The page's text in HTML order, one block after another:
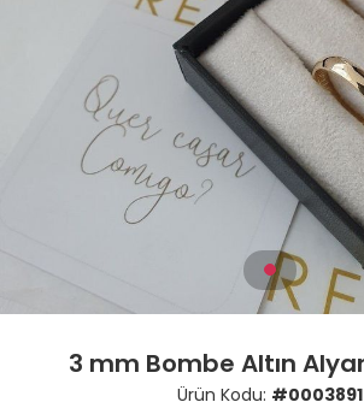
3 mm Bombe Altın
Ürün Kodu: #0003891